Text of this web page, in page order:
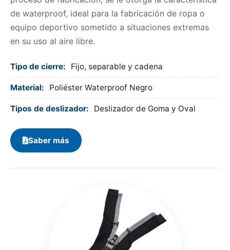
de waterproof, ideal para la fabricación de ropa o
equipo deportivo sometido a situaciones extremas
en su uso al aire libre.
Tipo de cierre: Fijo, separable y cadena
Material: Poliéster Waterproof Negro
Tipos de deslizador: Deslizador de Goma y Oval
Saber más